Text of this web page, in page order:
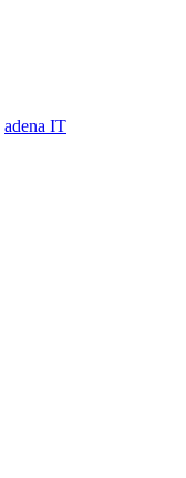
adena IT